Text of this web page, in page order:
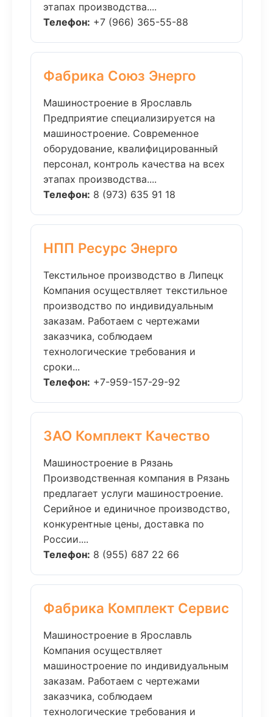
этапах производства....
Телефон: +7 (966) 365-55-88
Фабрика Союз Энерго
Машиностроение в Ярославль
Предприятие специализируется на
машиностроение. Современное
оборудование, квалифицированный
персонал, контроль качества на всех
этапах производства....
Телефон: 8 (973) 635 91 18
НПП Ресурс Энерго
Текстильное производство в Липецк
Компания осуществляет текстильное
производство по индивидуальным
заказам. Работаем с чертежами
заказчика, соблюдаем
технологические требования и
сроки...
Телефон: +7-959-157-29-92
ЗАО Комплект Качество
Машиностроение в Рязань
Производственная компания в Рязань
предлагает услуги машиностроение.
Серийное и единичное производство,
конкурентные цены, доставка по
России....
Телефон: 8 (955) 687 22 66
Фабрика Комплект Сервис
Машиностроение в Ярославль
Компания осуществляет
машиностроение по индивидуальным
заказам. Работаем с чертежами
заказчика, соблюдаем
технологические требования и